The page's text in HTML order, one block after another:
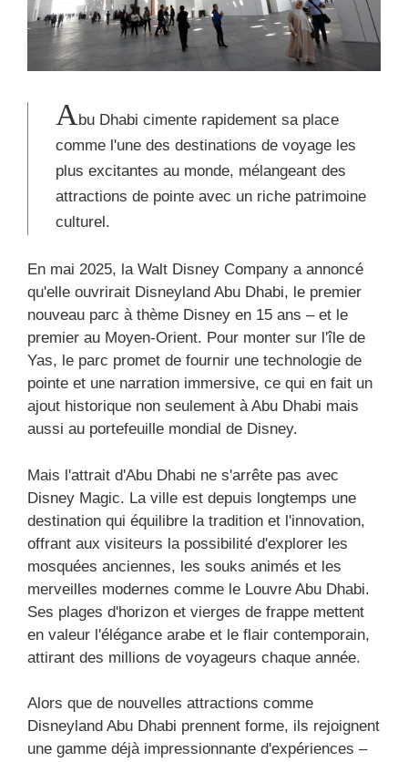
Abu Dhabi cimente rapidement sa place
comme l'une des destinations de voyage les
plus excitantes au monde, mélangeant des
attractions de pointe avec un riche patrimoine
culturel.
En mai 2025, la Walt Disney Company a annoncé
qu'elle ouvrirait Disneyland Abu Dhabi, le premier
nouveau parc à thème Disney en 15 ans – et le
premier au Moyen-Orient. Pour monter sur l'île de
Yas, le parc promet de fournir une technologie de
pointe et une narration immersive, ce qui en fait un
ajout historique non seulement à Abu Dhabi mais
aussi au portefeuille mondial de Disney.
Mais l'attrait d'Abu Dhabi ne s'arrête pas avec
Disney Magic. La ville est depuis longtemps une
destination qui équilibre la tradition et l'innovation,
offrant aux visiteurs la possibilité d'explorer les
mosquées anciennes, les souks animés et les
merveilles modernes comme le Louvre Abu Dhabi.
Ses plages d'horizon et vierges de frappe mettent
en valeur l'élégance arabe et le flair contemporain,
attirant des millions de voyageurs chaque année.
Alors que de nouvelles attractions comme
Disneyland Abu Dhabi prennent forme, ils rejoignent
une gamme déjà impressionnante d'expériences –